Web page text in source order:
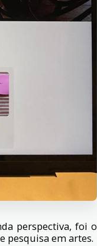
perspectiva, foi o
pesquisa em artes.